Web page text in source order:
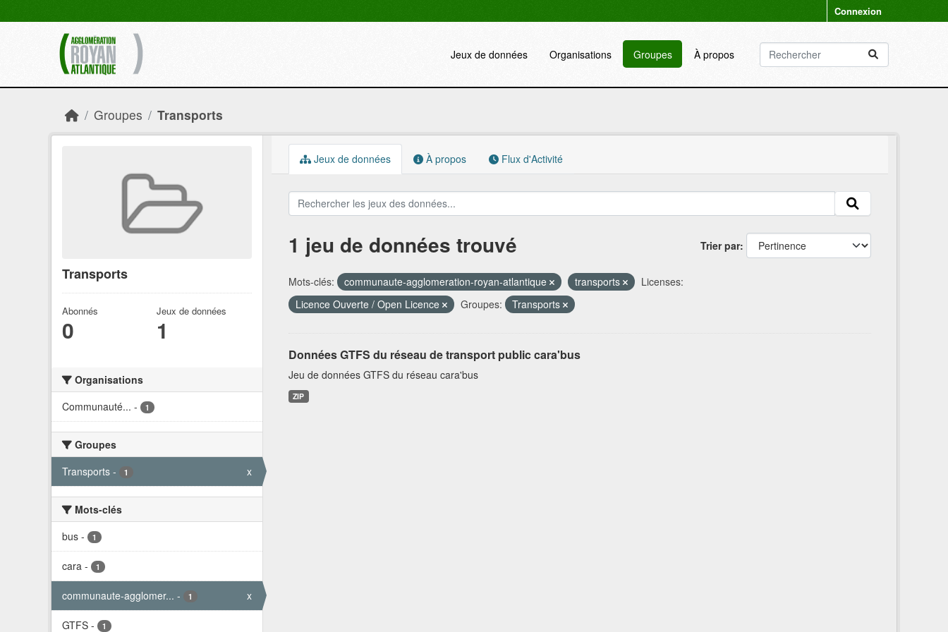
Connexion
Jeux de données Organisations Groupes À propos
Groupes Transports
Transports
Abonnés
0
Jeux de données
1
Organisations
Communauté... - 1
Groupes
Transports - 1 x
Mots-clés
bus - 1
cara - 1
communaute-agglomer... - 1 x
GTFS - 1
Jeux de données À propos Flux d'Activité
Trier par
1 jeu de données trouvé
Mots-clés: communaute-agglomeration-royan-atlantique transports
Licenses:
Licence Ouverte / Open Licence
Groupes: Transports
Données GTFS du réseau de transport public cara'bus
Jeu de données GTFS du réseau cara'bus
ZIP